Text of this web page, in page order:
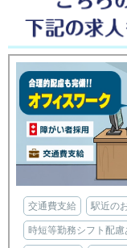
交通費支給 駅近の
時短等勤務シフト配慮